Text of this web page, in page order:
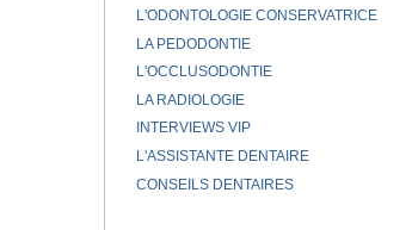
L'ODONTOLOGIE CONSERVATRICE
LA PEDODONTIE
L'OCCLUSODONTIE
LA RADIOLOGIE
INTERVIEWS VIP
L'ASSISTANTE DENTAIRE
CONSEILS DENTAIRES